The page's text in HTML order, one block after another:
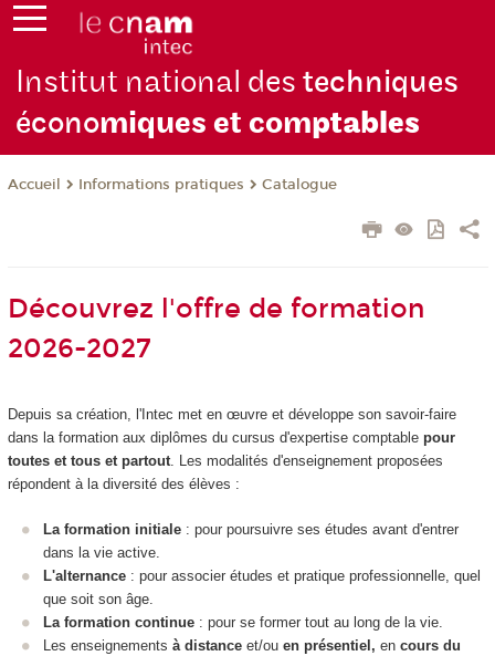
Institut national destechniques
économiques et comptables
Accueil Informations pratiques Catalogue
Découvrez l'offre de formation
2026-2027
Depuis sa création, l'Intec met en œuvre et développe son savoir-faire
dans la formation aux diplômes du cursus d'expertise comptable pour
toutes et tous et partout. Les modalités d'enseignement proposées
répondent à la diversité des élèves :
La formation initiale : pour poursuivre ses études avant d'entrer
dans la vie active.
L'alternance : pour associer études et pratique professionnelle, quel
que soit son âge.
La formation continue : pour se former tout au long de la vie.
Les enseignements à distance et/ou en présentiel, en cours du